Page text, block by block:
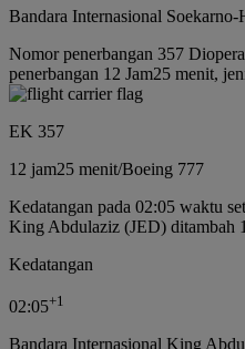
Bandara Internasional
Nomor penerbangan 357
penerbangan 12 Jam25 menit,
EK 357
12 jam25 menit/Boeing 777
Kedatangan pada 02:05 waktu
King Abdulaziz (JED) ditambah
Kedatangan
02:05+1
Bandara Internasional King